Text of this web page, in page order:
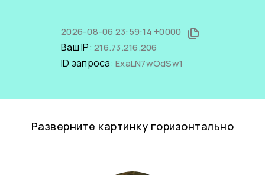
2026-08-06 23:59:14 +0000
Ваш IP: 216.73.216.206
ID запроса: ExaLN7wOdSw1
Разверните картинку горизонтально